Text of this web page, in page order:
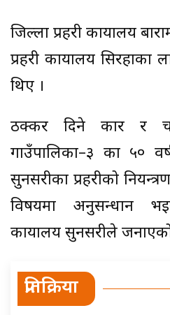
जिल्ला प्रहरी कार्यालय
प्रहरी कार्यालय सिरहाका
थिए ।
ठक्कर दिने कार र
गाउँपालिका–३ का ५०
सुनसरीका प्रहरीको
विषयमा अनुसन्धान
कार्यालय सुनसरीले
प्रतिक्रिया